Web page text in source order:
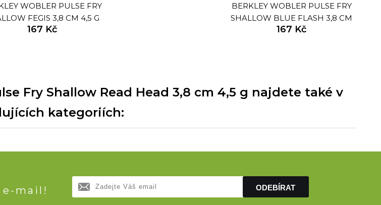
WOBLER PULSE FRY
FEGIS 3,8 CM 4,5 G
167 Kč
BERKLEY WOBLER PULSE FRY
SHALLOW BLUE FLASH 3,8 CM
4,5 G
167 Kč
Fry Shallow Read Head 3,8 cm 4,5 g najdete také v
kategoriích:
e-mail! ODEBÍRAT